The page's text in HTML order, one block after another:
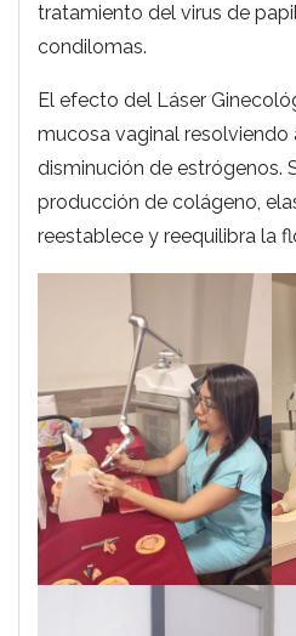
tratamiento del virus de
condilomas.
El efecto del Láser
mucosa vaginal
disminución de estrógenos.
producción de colágeno,
reestablece y reequilibra la